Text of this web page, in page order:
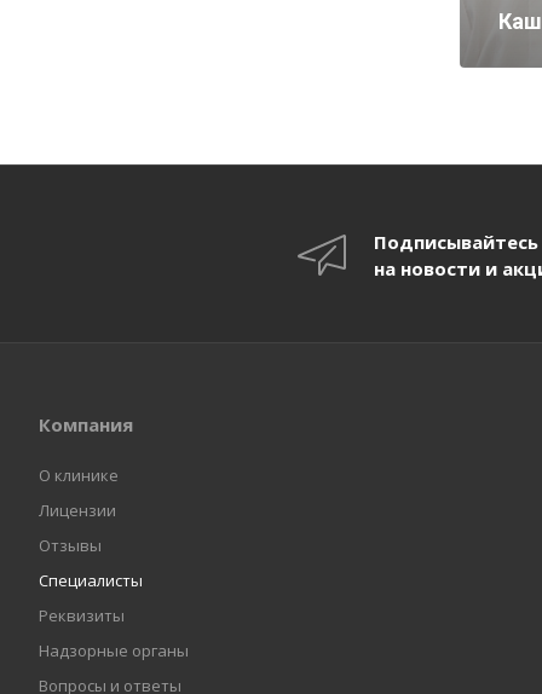
Подписывайтесь
на новости и
Компания
О клинике
Лицензии
Отзывы
Специалисты
Реквизиты
Надзорные органы
Вопросы и ответы